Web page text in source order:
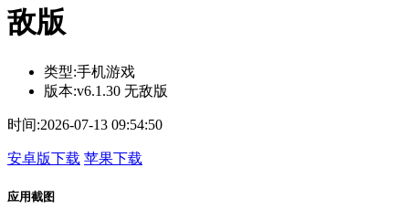
敌版
类型:手机游戏
版本:v6.1.30 无敌版
时间:2026-07-13 09:54:50
安卓版下载 苹果下载
应用截图